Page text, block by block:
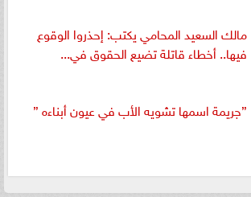
مالك السعيد المحامي يكتب: إحذروا الوقوع
فيها.. أخطاء قاتلة تضيع الحقوق في...
”جريمة اسمها تشويه الأب في عيون أبناءه ”